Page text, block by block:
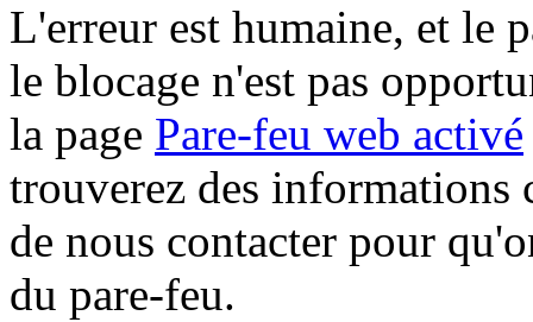
L'erreur est humaine, et le
le blocage n'est pas
la page Pare-feu web activé
trouverez des informations
de nous contacter pour
du pare-feu.